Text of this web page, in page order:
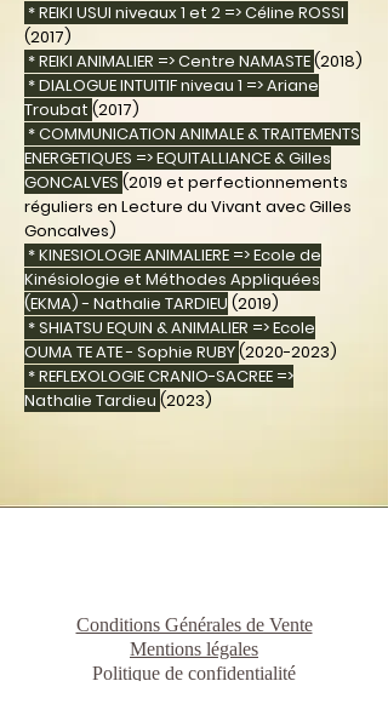
* REIKI USUI niveaux 1 et 2 => Céline ROSSI
(2017)
* REIKI ANIMALIER => Centre NAMASTE(2018)
* DIALOGUE INTUITIF niveau 1 => Ariane
Troubat (2017)
* COMMUNICATION ANIMALE & TRAITEMENTS
ENERGETIQUES => EQUITALLIANCE & Gilles
GONCALVES (2019 et perfectionnements
réguliers en Lecture du Vivant avec Gilles
Goncalves)
* KINESIOLOGIE ANIMALIERE => Ecole de
Kinésiologie et Méthodes Appliquées
(EKMA) - Nathalie TARDIEU (2019)
* SHIATSU EQUIN & ANIMALIER => Ecole
OUMA TE ATE - Sophie RUBY(2020-2023)
* REFLEXOLOGIE CRANIO-SACREE =>
Nathalie Tardieu (2023)
Conditions Générales de Vente
Mentions légales
Politique de confidentialité